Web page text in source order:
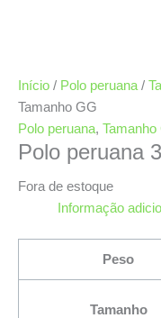
Início / Polo peruana /
Tamanho GG
Polo peruana, Tamanho
Polo peruana
Fora de estoque
Informação
Peso
Tamanho